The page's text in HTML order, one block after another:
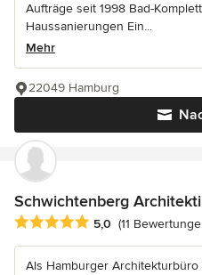
Aufträge seit 1998 Bad-
Haussanierungen Ein...
Mehr
22049 Hamburg
Schwichtenberg
Durchschnittliche Bewertung:
5,0 (11
Als Hamburger